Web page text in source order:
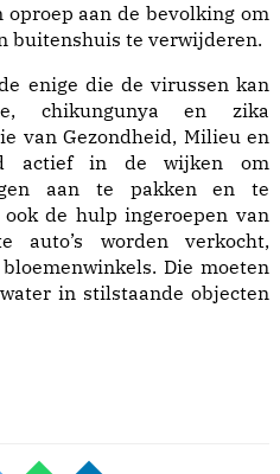
aan de bevolking om
buitenshuis te verwijderen.
enige die de virussen kan
chikungunya en zika
van Gezondheid, Milieu en
actief in de wijken om
aan te pakken en te
de hulp ingeroepen van
auto’s worden verkocht,
Die moeten
in stilstaande objecten